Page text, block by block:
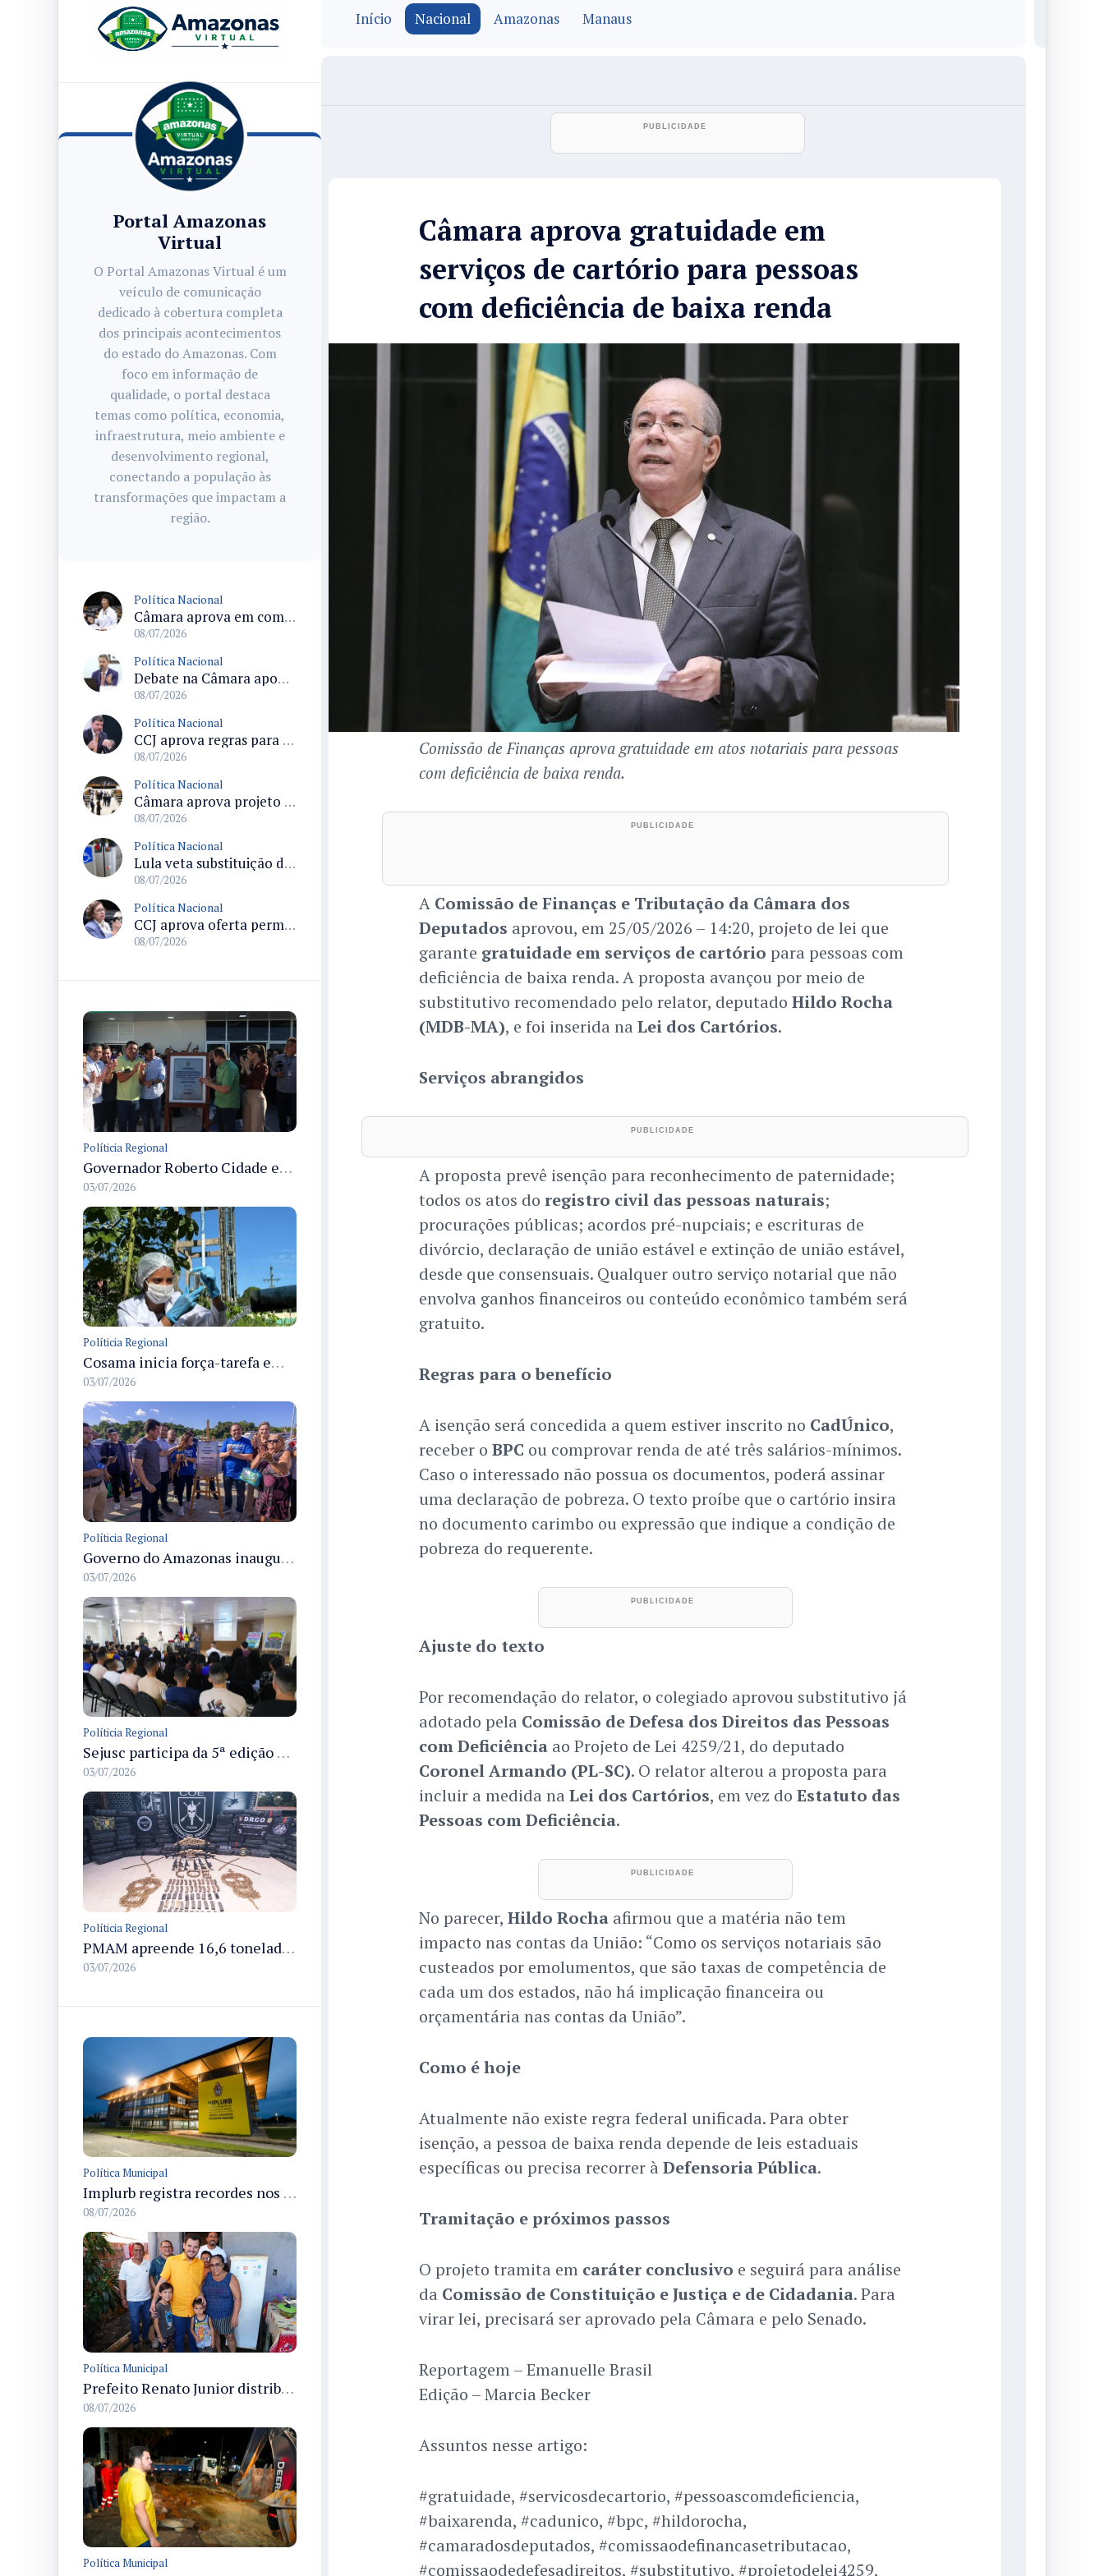
Portal Amazonas
Virtual
O Portal Amazonas Virtual é um
veículo de comunicação
dedicado à cobertura completa
dos principais acontecimentos
do estado do Amazonas. Com
foco em informação de
qualidade, o portal destaca
temas como política, economia,
infraestrutura, meio ambiente e
desenvolvimento regional,
conectando a população às
transformações que impactam a
região.
Política Nacional
Câmara aprova em comissão texto que permite ampliar reserva de moradias para pessoas com deficiência conforme demanda
08/07/2026
Política Nacional
Debate na Câmara aponta riscos da exposição massiva de apostas esportivas e pede regras para publicidade
08/07/2026
Política Nacional
CCJ aprova regras para controle sanitário e comércio de produtos da agricultura familiar
08/07/2026
Política Nacional
Câmara aprova projeto que proíbe cobrança de tarifa mínima de consumo e muda regras do saneamento básico
08/07/2026
Política Nacional
Lula veta substituição do símbolo de acessibilidade proposto pela ONU e sanciona lei que amplia sinalização obrigatória
08/07/2026
Política Nacional
CCJ aprova oferta permanente de canais de atendimento a mulheres em situação de violência doméstica e altera Lei Maria da Penha
08/07/2026
Políticia Regional
Governador Roberto Cidade entrega readequação do ambulatório da FCecon e amplia capacidade de atendimento oncológico em Manaus
03/07/2026
Políticia Regional
Cosama inicia força-tarefa em Anamã para fortalecer abastecimento de água e segurança hídrica da população
03/07/2026
Políticia Regional
Governo do Amazonas inaugura primeiro Castramóvel Fluvial para atendimento veterinário às comunidades ribeirinhas e castração gratuita
03/07/2026
Políticia Regional
Sejusc participa da 5ª edição do Caminhos Literários com foco na cultura hip-hop nas unidades socioeducativas
03/07/2026
Políticia Regional
PMAM apreende 16,6 toneladas de entorpecentes e registra aumento nas prisões em flagrante e nas capturas de foragidos no primeiro semestre de 2026
03/07/2026
Política Municipal
Implurb registra recordes nos primeiros 100 dias e acelera desenvolvimento urbano em Manaus
08/07/2026
Política Municipal
Prefeito Renato Junior distribui 20 toneladas de pescado pelo Jaraqui da Gente e atende moradores em Manaus durante 100 dias
08/07/2026
Política Municipal
Início Nacional Amazonas Manaus
Câmara aprova gratuidade em
serviços de cartório para pessoas
com deficiência de baixa renda
Comissão de Finanças aprova gratuidade em atos notariais para pessoas
com deficiência de baixa renda.
A Comissão de Finanças e Tributação da Câmara dos
Deputados aprovou, em 25/05/2026 – 14:20, projeto de lei que
garante gratuidade em serviços de cartório para pessoas com
deficiência de baixa renda. A proposta avançou por meio de
substitutivo recomendado pelo relator, deputado Hildo Rocha
(MDB-MA), e foi inserida na Lei dos Cartórios.
Serviços abrangidos
A proposta prevê isenção para reconhecimento de paternidade;
todos os atos do registro civil das pessoas naturais;
procurações públicas; acordos pré-nupciais; e escrituras de
divórcio, declaração de união estável e extinção de união estável,
desde que consensuais. Qualquer outro serviço notarial que não
envolva ganhos financeiros ou conteúdo econômico também será
gratuito.
Regras para o benefício
A isenção será concedida a quem estiver inscrito no CadÚnico,
receber o BPC ou comprovar renda de até três salários-mínimos.
Caso o interessado não possua os documentos, poderá assinar
uma declaração de pobreza. O texto proíbe que o cartório insira
no documento carimbo ou expressão que indique a condição de
pobreza do requerente.
Ajuste do texto
Por recomendação do relator, o colegiado aprovou substitutivo já
adotado pela Comissão de Defesa dos Direitos das Pessoas
com Deficiênciaao Projeto de Lei 4259/21, do deputado
Coronel Armando (PL-SC). O relator alterou a proposta para
incluir a medida na Lei dos Cartórios, em vez do Estatuto das
Pessoas com Deficiência.
No parecer, Hildo Rochaafirmou que a matéria não tem
impacto nas contas da União: “Como os serviços notariais são
custeados por emolumentos, que são taxas de competência de
cada um dos estados, não há implicação financeira ou
orçamentária nas contas da União”.
Como é hoje
Atualmente não existe regra federal unificada. Para obter
isenção, a pessoa de baixa renda depende de leis estaduais
específicas ou precisa recorrer à Defensoria Pública.
Tramitação e próximos passos
O projeto tramita em caráter conclusivo e seguirá para análise
da Comissão de Constituição e Justiça e de Cidadania. Para
virar lei, precisará ser aprovado pela Câmara e pelo Senado.
Reportagem – Emanuelle Brasil
Edição – Marcia Becker
Assuntos nesse artigo:
#gratuidade, #servicosdecartorio, #pessoascomdeficiencia,
#baixarenda, #cadunico, #bpc, #hildorocha,
#camaradosdeputados, #comissaodefinancasetributacao,
#comissaodedefesadireitos, #substitutivo, #projetodelei4259,